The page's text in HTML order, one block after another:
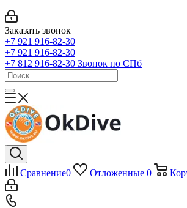
Заказать звонок
+7 921 916-82-30
+7 921 916-82-30
+7 812 916-82-30 Звонок по СПб
Сравнение0 Отложенные 0